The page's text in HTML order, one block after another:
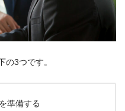
の3つです。
準備する